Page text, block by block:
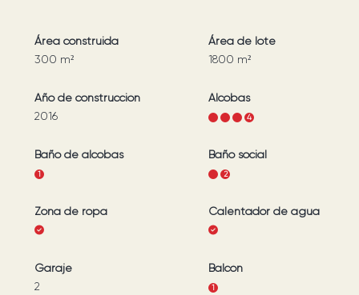
Área construida
300 m²
Área de lote
1800 m²
Año de construcción
2016
Alcobas
4
Baño de alcobas
1
Baño social
2
Zona de ropa Calentador de agua
Garaje
2
Balcón
1